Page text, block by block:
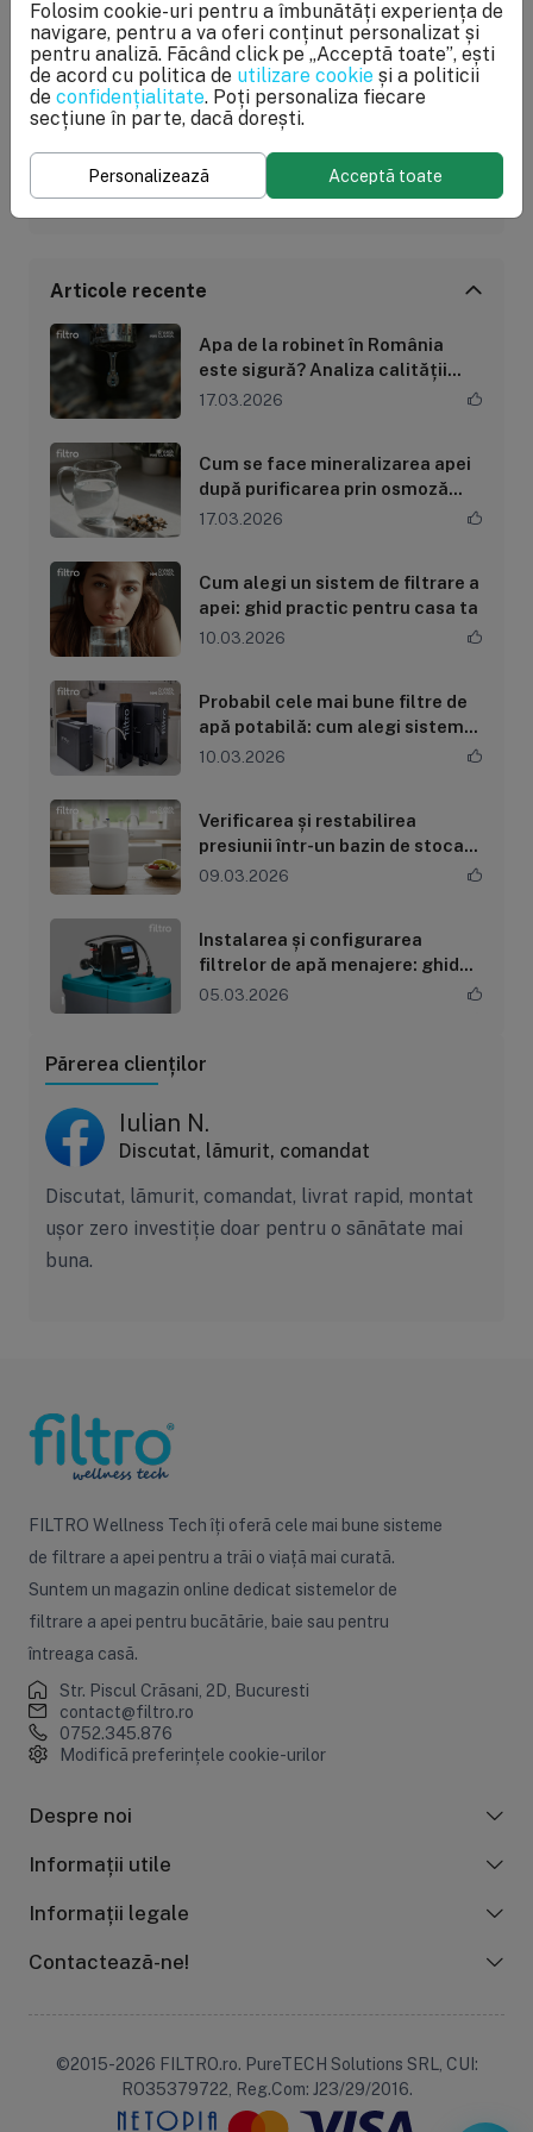
1.049 lei
Etichete populare
Mineralizarea Apei
Remineralizare Eficienta
Ce Este Mineralizarea
Cum Se Mineralizeaza Apa
Articole recente
Apa de la robinet în România
este sigură? Analiza calității
apei potabile
17.03.2026
Cum se face mineralizarea apei
după purificarea prin osmoză
inversă
17.03.2026
Cum alegi un sistem de filtrare a
apei: ghid practic pentru casa ta
10.03.2026
Probabil cele mai bune filtre de
apă potabilă: cum alegi sistemul
potrivit în 2026
10.03.2026
Verificarea și restabilirea
presiunii într-un bazin de stocare
al sistemului prin osmoză
09.03.2026
Instalarea și configurarea
filtrelor de apă menajere: ghid
complet pentru sisteme de
05.03.2026
Părerea clienților
Iulian N.
Discutat, lămurit, comandat
Discutat, lămurit, comandat, livrat rapid, montat
ușor zero investiție doar pentru o sănătate mai
buna.
FILTRO Wellness Tech îți oferă cele mai bune sisteme
de filtrare a apei pentru a trăi o viață mai curată.
Suntem un magazin online dedicat sistemelor de
filtrare a apei pentru bucătărie, baie sau pentru
întreaga casă.
Str. Piscul Crăsani, 2D, Bucuresti
contact@filtro.ro
0752.345.876
Modifică preferințele cookie-urilor
Despre noi
Informații utile
Informații legale
Contactează-ne!
©2015-2026 FILTRO.ro. PureTECH Solutions SRL, CUI:
RO35379722, Reg.Com: J23/29/2016.
Folosim cookie-uri pentru a îmbunătăți experiența de
navigare, pentru a va oferi conținut personalizat și
pentru analiză. Făcând click pe „Acceptă toate”, ești
de acord cu politica de utilizare cookie și a politicii
de confidențialitate. Poți personaliza fiecare
secțiune în parte, dacă dorești.
Personalizează Acceptă toate